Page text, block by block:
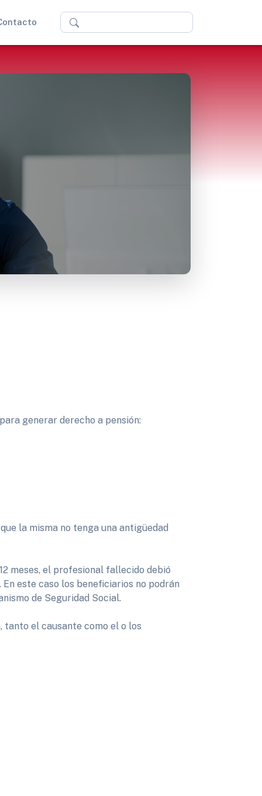
Buscar
generar derecho a pensión:
la misma no tenga una antigüedad
meses, el profesional fallecido debió
este caso los beneficiarios no podrán
de Seguridad Social.
tanto el causante como el o los